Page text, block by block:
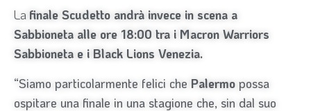
La finale Scudetto andrà invece in scena a
Sabbioneta alle ore 18:00 tra i Macron Warriors
Sabbioneta e i Black Lions Venezia.
“Siamo particolarmente felici che Palermo possa
ospitare una finale in una stagione che, sin dal suo